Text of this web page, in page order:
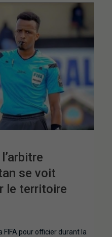
se voit
le territoire
pour officier durant la